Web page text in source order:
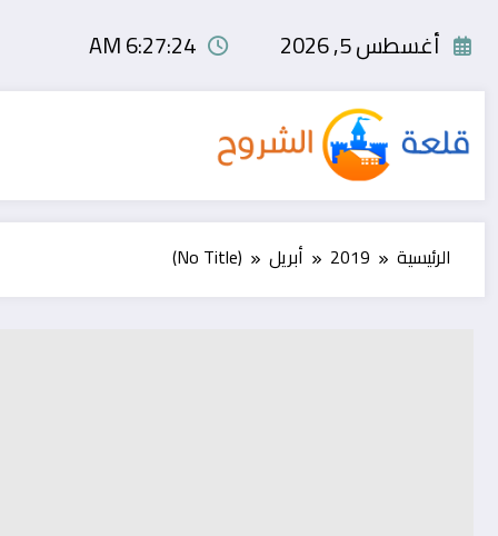
أغسطس 5, 2026 6:27:24 AM
الرئيسية 2019 أبريل (No Title)